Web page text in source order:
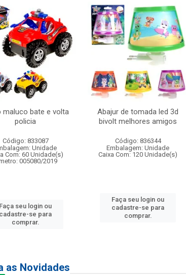
maluco bate e volta
policia
Código: 833087
Unidade
Com: 60 Unidade(s)
005080/2019
Faça seu login ou
cadastre-se para
comprar.
Abajur de tomada led 3d
bivolt melhores amigos
Código: 836344
Embalagem: Unidade
Caixa Com: 120 Unidade(s)
Faça seu login ou
cadastre-se para
comprar.
as Novidades